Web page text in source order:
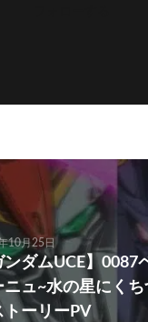
10月25日
ンダムUCE】0087
ニュ~水の星にく
トーリーPV